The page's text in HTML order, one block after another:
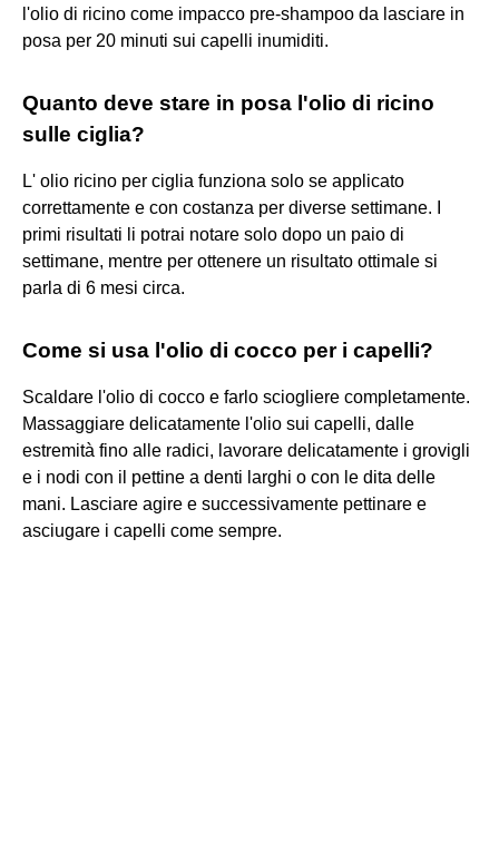
l'olio di ricino come impacco pre-shampoo da lasciare in
posa per 20 minuti sui capelli inumiditi.
Quanto deve stare in posa l'olio di ricino
sulle ciglia?
L' olio ricino per ciglia funziona solo se applicato
correttamente e con costanza per diverse settimane. I
primi risultati li potrai notare solo dopo un paio di
settimane, mentre per ottenere un risultato ottimale si
parla di 6 mesi circa.
Come si usa l'olio di cocco per i capelli?
Scaldare l'olio di cocco e farlo sciogliere completamente.
Massaggiare delicatamente l'olio sui capelli, dalle
estremità fino alle radici, lavorare delicatamente i grovigli
e i nodi con il pettine a denti larghi o con le dita delle
mani. Lasciare agire e successivamente pettinare e
asciugare i capelli come sempre.